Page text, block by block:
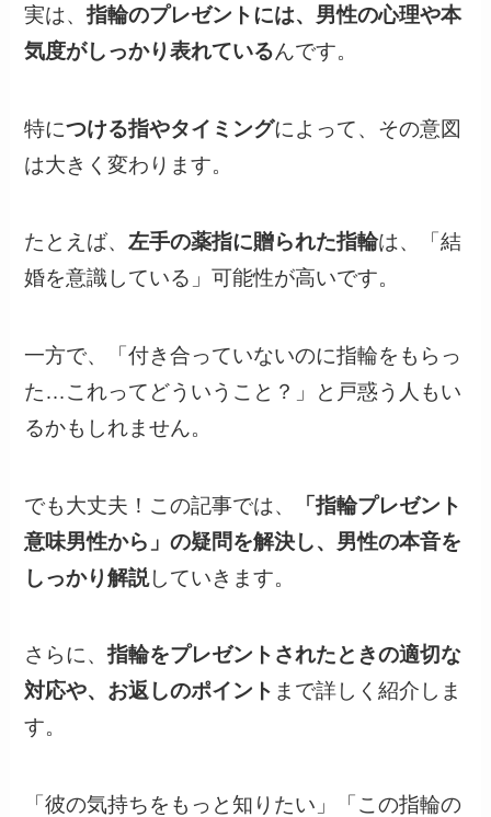
実は、指輪のプレゼントには、男性の心理や本
気度がしっかり表れているんです。
特につける指やタイミングによって、その意図
は大きく変わります。
たとえば、左手の薬指に贈られた指輪は、「結
婚を意識している」可能性が高いです。
一方で、「付き合っていないのに指輪をもらっ
た…これってどういうこと？」と戸惑う人もい
るかもしれません。
でも大丈夫！この記事では、
「指輪プレゼント
意味男性から」の疑問を解決し、男性の本音を
しっかり解説していきます。
さらに、指輪をプレゼントされたときの適切な
対応や、お返しのポイント まで詳しく紹介しま
す。
「彼の気持ちをもっと知りたい」「この指輪の